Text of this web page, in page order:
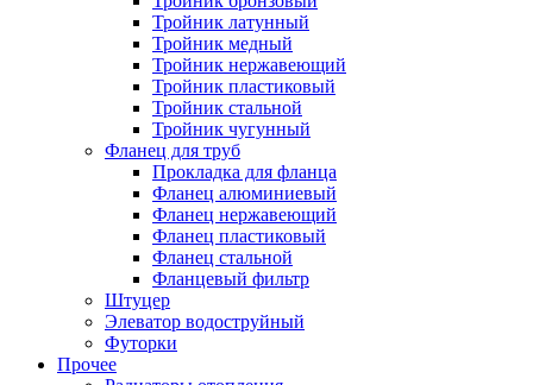
Тройник латунный
Тройник медный
Тройник нержавеющий
Тройник пластиковый
Тройник стальной
Тройник чугунный
Фланец для труб
Прокладка для фланца
Фланец алюминиевый
Фланец нержавеющий
Фланец пластиковый
Фланец стальной
Фланцевый фильтр
Штуцер
Элеватор водоструйный
Футорки
Прочее